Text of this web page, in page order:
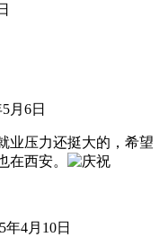
月6日
业压力还挺大的，希望
在西安。
年4月10日